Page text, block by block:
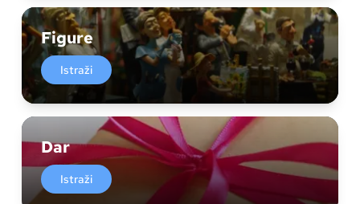
Figure
Istraži
Dar
Istraži